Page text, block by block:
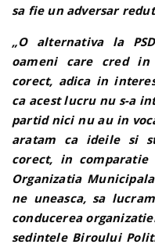
sa fie un adversar
„O alternativa la
oameni care cred
corect, adica in
ca acest lucru nu s-a
partid nici nu au in
aratam ca ideile si
corect, in
Organizatia
ne uneasca, sa
conducerea
sedintele Biroului